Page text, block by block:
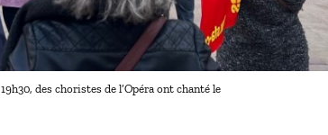
des choristes de l’Opéra ont chanté le